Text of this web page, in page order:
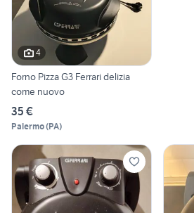
4
Forno Pizza G3 Ferrari delizia
come nuovo
35 €
Palermo(PA)